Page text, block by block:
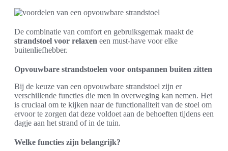
De combinatie van comfort en gebruiksgemak maakt de
strandstoel voor relaxen een must-have voor elke
buitenliefhebber.
Opvouwbare strandstoelen voor ontspannen buiten zitten
Bij de keuze van een opvouwbare strandstoel zijn er
verschillende functies die men in overweging kan nemen. Het
is cruciaal om te kijken naar de functionaliteit van de stoel om
ervoor te zorgen dat deze voldoet aan de behoeften tijdens een
dagje aan het strand of in de tuin.
Welke functies zijn belangrijk?